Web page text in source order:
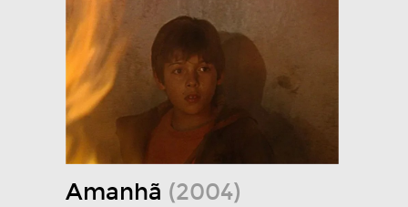
Amanhã (2004)